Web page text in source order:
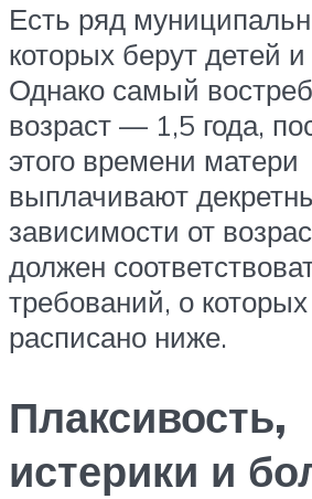
Есть ряд
которых берут детей
Однако самый
возраст — 1,5 года,
этого времени матери
выплачивают
зависимости от
должен
требований, о
расписано ниже.
Плаксивость,
истерики и